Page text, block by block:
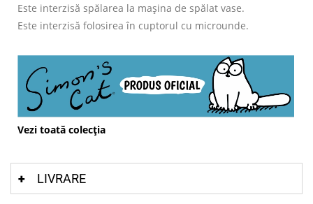
Este interzisă spălarea la mașina de spălat vase.
Este interzisă folosirea în cuptorul cu microunde.
Vezi toată colecția
LIVRARE